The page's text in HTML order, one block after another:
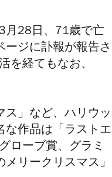
月28日、71歳で亡
ージに訃報が報告さ
を経てもなお、
ス」など、ハリウッ
な作品は「ラストエ
ローブ賞、グラミ
リークリスマス」